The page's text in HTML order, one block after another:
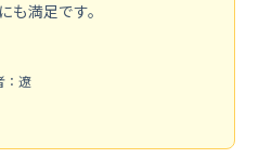
も満足です。
：遼